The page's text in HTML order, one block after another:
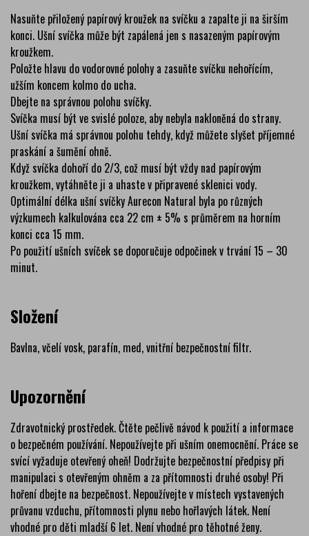
Nasuňte přiložený papírový kroužek na svíčku a zapalte ji na širším
konci. Ušní svíčka může být zapálená jen s nasazeným papírovým
kroužkem.
Položte hlavu do vodorovné polohy a zasuňte svíčku nehořícím,
užším koncem kolmo do ucha.
Dbejte na správnou polohu svíčky.
Svíčka musí být ve svislé poloze, aby nebyla nakloněná do strany.
Ušní svíčka má správnou polohu tehdy, když můžete slyšet příjemné
praskání a šumění ohně.
Když svíčka dohoří do 2/3, což musí být vždy nad papírovým
kroužkem, vytáhněte ji a uhaste v připravené sklenici vody.
Optimální délka ušní svíčky Aurecon Natural byla po různých
výzkumech kalkulována cca 22 cm ± 5% s průměrem na horním
konci cca 15 mm.
Po použití ušních svíček se doporučuje odpočinek v trvání 15 – 30
minut.
Složení
Bavlna, včelí vosk, parafín, med, vnitřní bezpečnostní filtr.
Upozornění
Zdravotnický prostředek. Čtěte pečlivě návod k použití a informace
o bezpečném používání. Nepoužívejte při ušním onemocnění. Práce se
svící vyžaduje otevřený oheň! Dodržujte bezpečnostní předpisy při
manipulaci s otevřeným ohněm a za přítomnosti druhé osoby! Při
hoření dbejte na bezpečnost. Nepoužívejte v místech vystavených
průvanu vzduchu, přítomnosti plynu nebo hořlavých látek. Není
vhodné pro děti mladší 6 let. Není vhodné pro těhotné ženy.